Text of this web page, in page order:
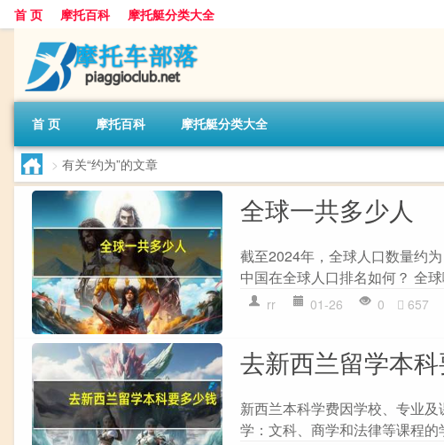
首 页 摩托百科 摩托艇分类大全
首 页 摩托百科 摩托艇分类大全
> 有关“约为”的文章
全球一共多少人
截至2024年，全球人口数量约
中国在全球人口排名如何？ 全
rr 01-26 0 657
去新西兰留学本
新西兰本科学费因学校、专业
学：文科、商学和法律等课程